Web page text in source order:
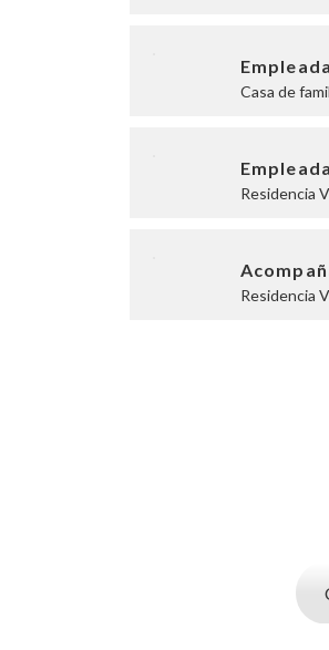
Casa de
Residencia
Residencia